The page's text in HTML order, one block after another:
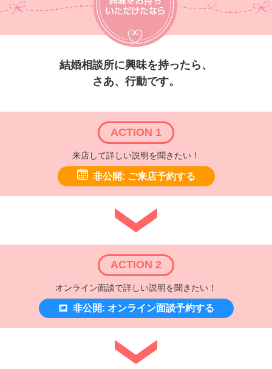
結婚相談所に興味を持ったら、
さあ、行動です。
ACTION 1
来店して詳しい説明を聞きたい！
非公開: ご来店予約する
ACTION 2
オンライン面談で詳しい説明を聞きたい！
非公開: オンライン面談予約する